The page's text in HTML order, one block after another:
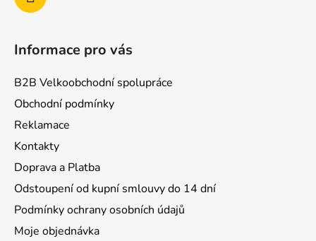
Informace pro vás
B2B Velkoobchodní spolupráce
Obchodní podmínky
Reklamace
Kontakty
Doprava a Platba
Odstoupení od kupní smlouvy do 14 dní
Podmínky ochrany osobních údajů
Moje objednávka